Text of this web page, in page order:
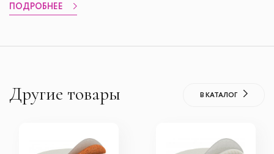
ПОДРОБНЕЕ
Другие товары В КАТАЛОГ